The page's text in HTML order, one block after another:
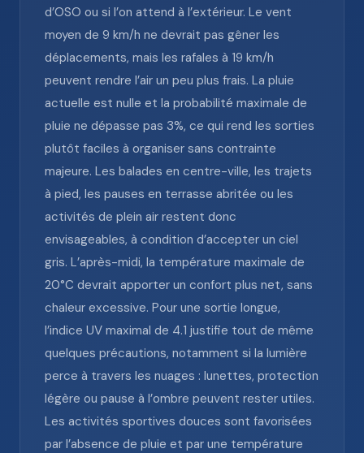
d’OSO ou si l’on attend à l’extérieur. Le vent
moyen de 9 km/h ne devrait pas gêner les
déplacements, mais les rafales à 19 km/h
peuvent rendre l’air un peu plus frais. La pluie
actuelle est nulle et la probabilité maximale de
pluie ne dépasse pas 3%, ce qui rend les sorties
plutôt faciles à organiser sans contrainte
majeure. Les balades en centre-ville, les trajets
à pied, les pauses en terrasse abritée ou les
activités de plein air restent donc
envisageables, à condition d’accepter un ciel
gris. L’après-midi, la température maximale de
20°C devrait apporter un confort plus net, sans
chaleur excessive. Pour une sortie longue,
l’indice UV maximal de 4.1 justifie tout de même
quelques précautions, notamment si la lumière
perce à travers les nuages : lunettes, protection
légère ou pause à l’ombre peuvent rester utiles.
Les activités sportives douces sont favorisées
par l’absence de pluie et par une température